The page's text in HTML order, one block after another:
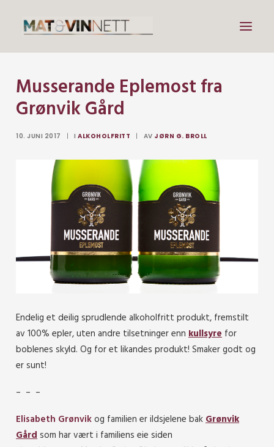
Mat
Drikke
Om meg
Search
Musserande Eplemost fra
Grønvik Gård
10. JUNI 2017 | I ALKOHOLFRITT | AV JØRN G. BROLL
Endelig et deilig sprudlende alkoholfritt produkt, fremstilt
av 100% epler, uten andre tilsetninger enn kullsyre for
boblenes skyld. Og for et likandes produkt! Smaker godt og
er sunt!
– – –
Elisabeth Grønvikog familien er ildsjelene bakGrønvik
Gårdsom har vært i familiens eie siden